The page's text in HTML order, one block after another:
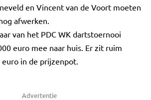
en Vincent van de Voort moeten
afwerken.
van het PDC WK dartstoernooi
euro mee naar huis. Er zit ruim
in de prijzenpot.
Advertentie